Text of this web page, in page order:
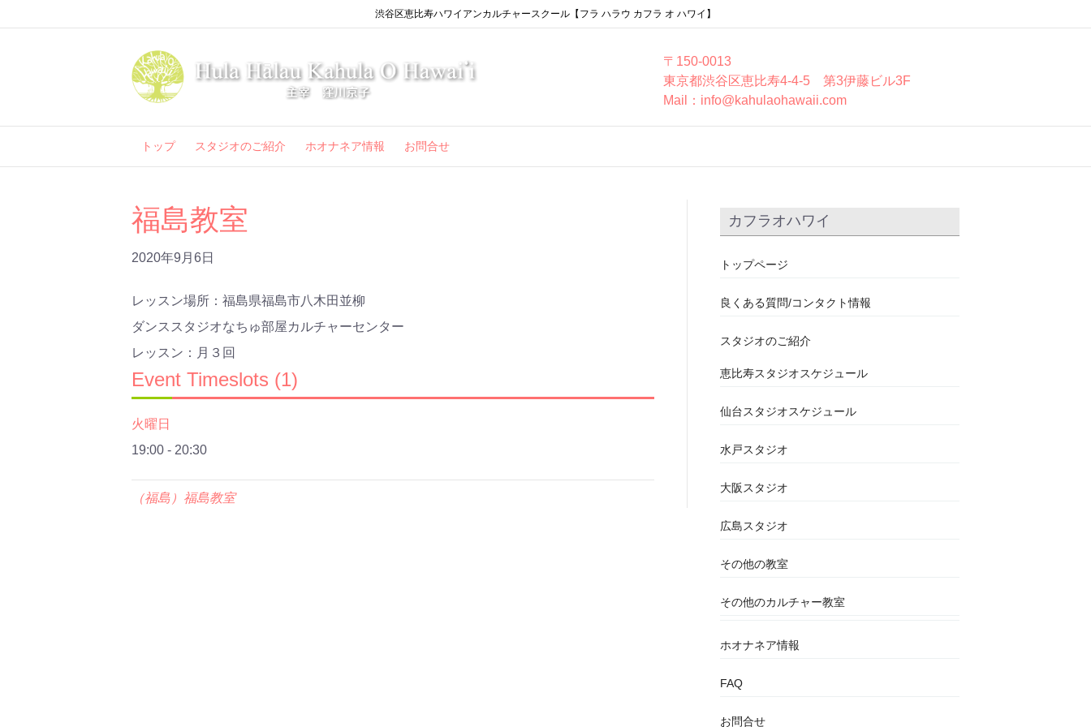
渋谷区恵比寿ハワイアンカルチャースクール【フラ ハラウ カフラ オ ハワイ】
〒150-0013
東京都渋谷区恵比寿4-4-5 第3伊藤ビル3F
Mail：info@kahulaohawaii.com
トップ スタジオのご紹介 ホオナネア情報 お問合せ
福島教室
2020年9月6日
レッスン場所：福島県福島市八木田並柳
ダンススタジオなちゅ部屋カルチャーセンター
レッスン：月３回
Event Timeslots (1)
火曜日
19:00 - 20:30
（福島）福島教室
カフラオハワイ
トップページ
良くある質問/コンタクト情報
スタジオのご紹介
恵比寿スタジオスケジュール
仙台スタジオスケジュール
水戸スタジオ
大阪スタジオ
広島スタジオ
その他の教室
その他のカルチャー教室
ホオナネア情報
FAQ
お問合せ